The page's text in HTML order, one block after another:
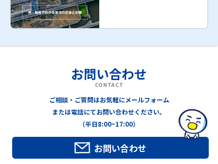
お問い合わせ
CONTACT
ご相談・ご質問はお気軽にメールフォーム
または電話にてお問い合わせください。
（平日8:00~17:00）
お問い合わせ